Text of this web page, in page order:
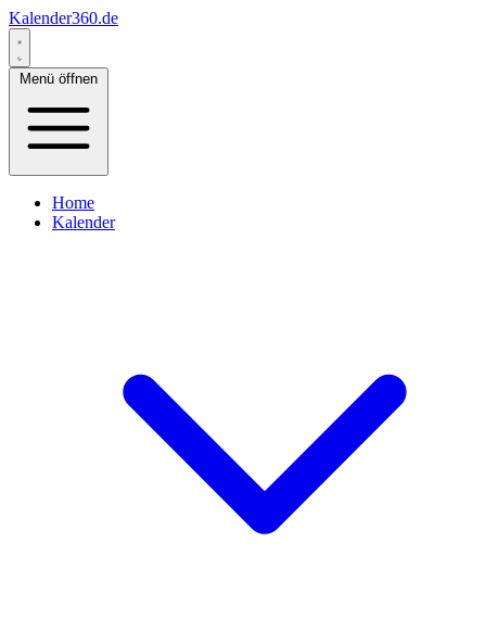
Kalender360.de
Menü öffnen
Home
Kalender